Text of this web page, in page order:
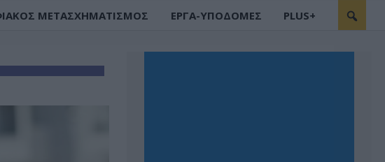
ΜΕΤΑΣΧΗΜΑΤΙΣΜΟΣ ΕΡΓΑ-ΥΠΟΔΟΜΕΣ PLUS+